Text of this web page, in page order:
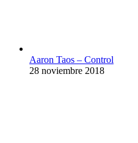
Aaron Taos – Control
28 noviembre 2018